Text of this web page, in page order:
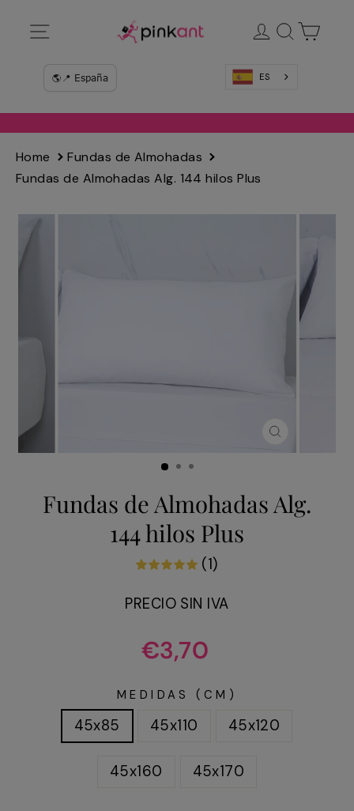
directamente
Ingresar
Buscar
ES
Home
Fundas de Almohadas
Fundas de Almohadas Alg. 144 hilos Plus
(ESC)
Fundas de Almohadas Alg.
144 hilos Plus
(1)
PRECIO SIN IVA
Precio
habitual
€3,70
MEDIDAS (CM)
45x85 45x110 45x120
45x160 45x170